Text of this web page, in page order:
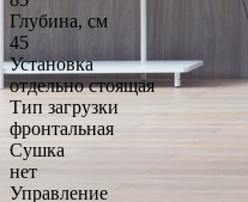
Глубина, см
45
Установка
отдельно стоящая
Тип загрузки
фронтальная
Сушка
нет
Управление